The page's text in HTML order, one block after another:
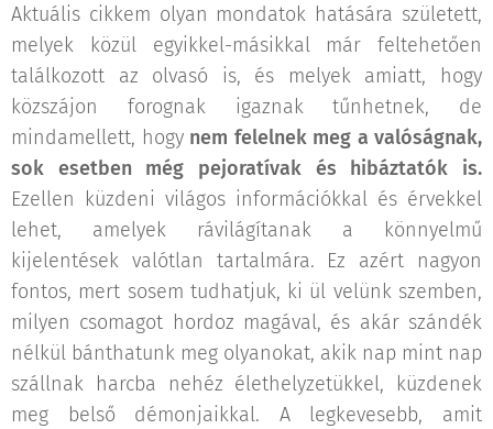
Aktuális cikkem olyan mondatok hatására született,
melyek közül egyikkel-másikkal már feltehetően
találkozott az olvasó is, és melyek amiatt, hogy
közszájon forognak igaznak tűnhetnek, de
mindamellett, hogy nem felelnek meg a valóságnak,
sok esetben még pejoratívak és hibáztatók is.
Ezellen küzdeni világos információkkal és érvekkel
lehet, amelyek rávilágítanak a könnyelmű
kijelentések valótlan tartalmára. Ez azért nagyon
fontos, mert sosem tudhatjuk, ki ül velünk szemben,
milyen csomagot hordoz magával, és akár szándék
nélkül bánthatunk meg olyanokat, akik nap mint nap
szállnak harcba nehéz élethelyzetükkel, küzdenek
meg belső démonjaikkal. A legkevesebb, amit